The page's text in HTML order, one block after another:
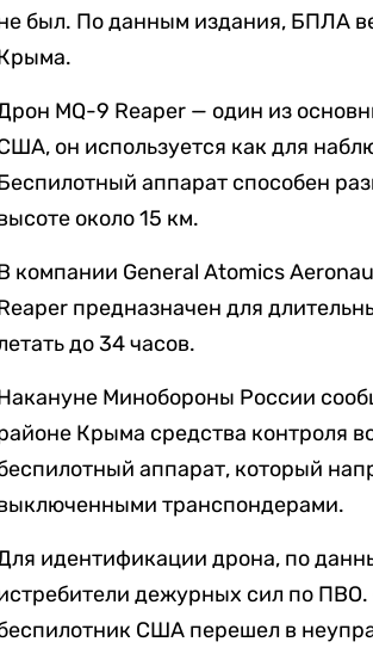
был. По данным издания, БПЛА
MQ-9 Reaper — один из
он используется как для
аппарат способен
около 15 км.
компании General Atomics
предназначен для
до 34 часов.
Минобороны России
Крыма средства контроля
аппарат, который
транспондерами.
идентификации дрона, по
дежурных сил по ПВО.
США перешел в